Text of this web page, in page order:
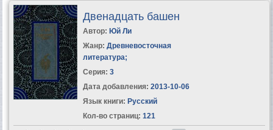
Двенадцать башен
Автор: Юй Ли
Жанр: Древневосточная
литература;
Серия: 3
Дата добавления: 2013-10-06
Язык книги: Русский
Кол-во страниц: 121